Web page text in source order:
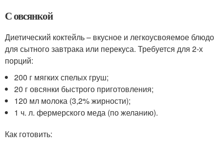
С овсянкой
Диетический коктейль – вкусное и легкоусвояемое блюдо
для сытного завтрака или перекуса. Требуется для 2-х
порций:
200 г мягких спелых груш;
20 г овсянки быстрого приготовления;
120 мл молока (3,2% жирности);
1 ч. л. фермерского меда (по желанию).
Как готовить: